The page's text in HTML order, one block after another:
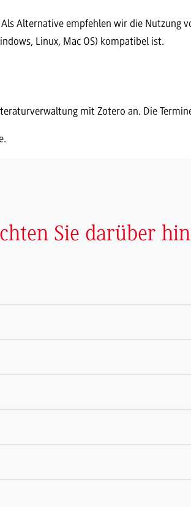
Alternative empfehlen wir die Nutzung
Linux, Mac OS) kompatibel ist.
mit Zotero an. Die
Sie darüber